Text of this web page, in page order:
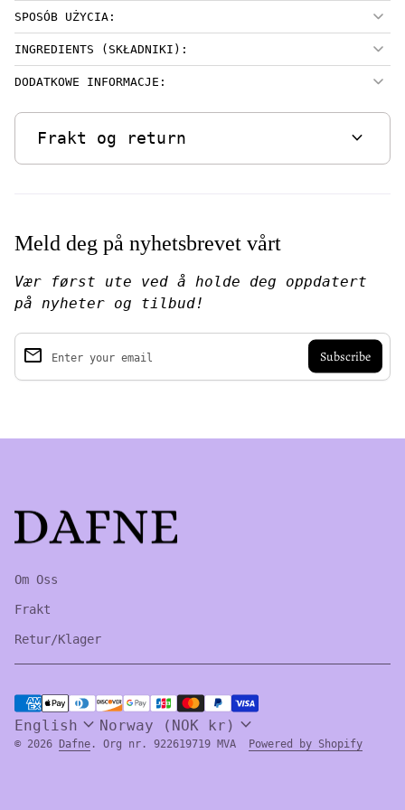
SPOSÓB UŻYCIA:
INGREDIENTS (SKŁADNIKI):
DODATKOWE INFORMACJE:
Frakt og return expand_more
Meld deg på nyhetsbrevet vårt
Vær først ute ved å holde deg oppdatert
på nyheter og tilbud!
Enter your email
email
Om Oss
Frakt
Retur/Klager
Payment methods
English expand_more Norway (NOK kr) expand_more
© 2026 Dafne . Org nr. 922619719 MVA Powered by Shopify(link